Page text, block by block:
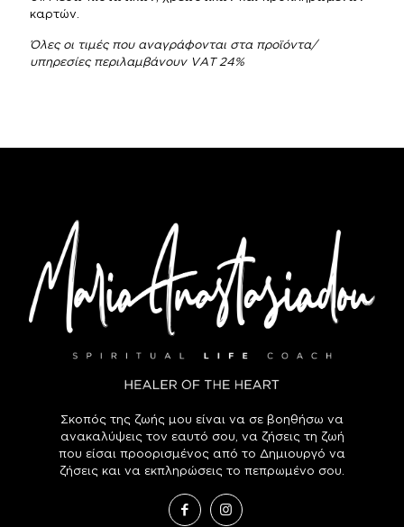
καρτών.
Όλες οι τιμές που αναγράφονται στα προϊόντα/
υπηρεσίες περιλαμβάνουν VAT 24%
Σκοπός της ζωής μου είναι να σε βοηθήσω να
ανακαλύψεις τον εαυτό σου, να ζήσεις τη ζωή
που είσαι προορισμένος από το Δημιουργό να
ζήσεις και να εκπληρώσεις το πεπρωμένο σου.